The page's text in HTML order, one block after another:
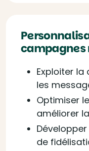
Exploiter
les
Optimiser
améliorer
de